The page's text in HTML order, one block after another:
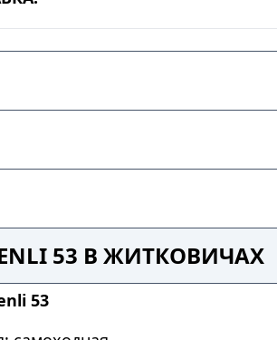
53 В ЖИТКОВИЧАХ
53